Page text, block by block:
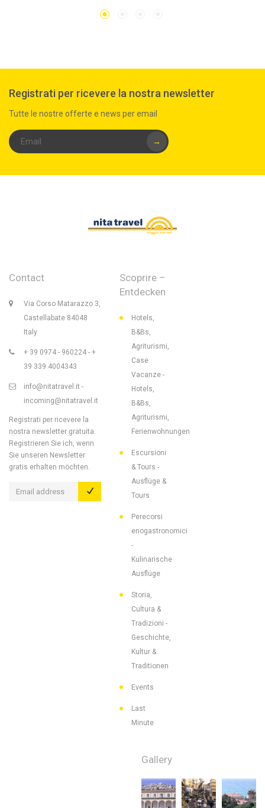
Registrati per ricevere la nostra newsletter
Tutte le nostre offerte e news per email
→
Contact
Via Corso Matarazzo 3,
Castellabate 84048
Italy
+ 39 0974 - 960224 - +
39 339 4004343
info@nitatravel.it -
incoming@nitatravel.it
Registrati per ricevere la
nostra newsletter gratuita.
Registrieren Sie ich, wenn
Sie unseren Newsletter
gratis erhalten möchten.
Scoprire –
Entdecken
Hotels,
B&Bs,
Agriturismi,
Case
Vacanze -
Hotels,
B&Bs,
Agriturismi,
Ferienwohnungen
Escursioni
& Tours -
Ausflüge &
Tours
Perecorsi
enogastronomici
-
Kulinarische
Ausflüge
Storia,
Cultura &
Tradizioni -
Geschichte,
Kultur &
Traditionen
Events
Last
Minute
Gallery